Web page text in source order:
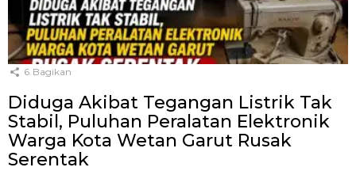
6 Bagikan
Diduga Akibat Tegangan Listrik Tak
Stabil, Puluhan Peralatan Elektronik
Warga Kota Wetan Garut Rusak
Serentak